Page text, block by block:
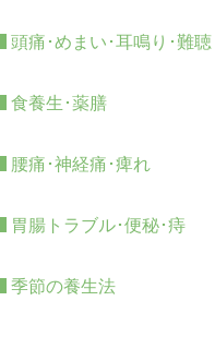
頭痛･めまい･耳鳴り･難聴
食養生･薬膳
腰痛･神経痛･痺れ
胃腸トラブル･便秘･痔
季節の養生法